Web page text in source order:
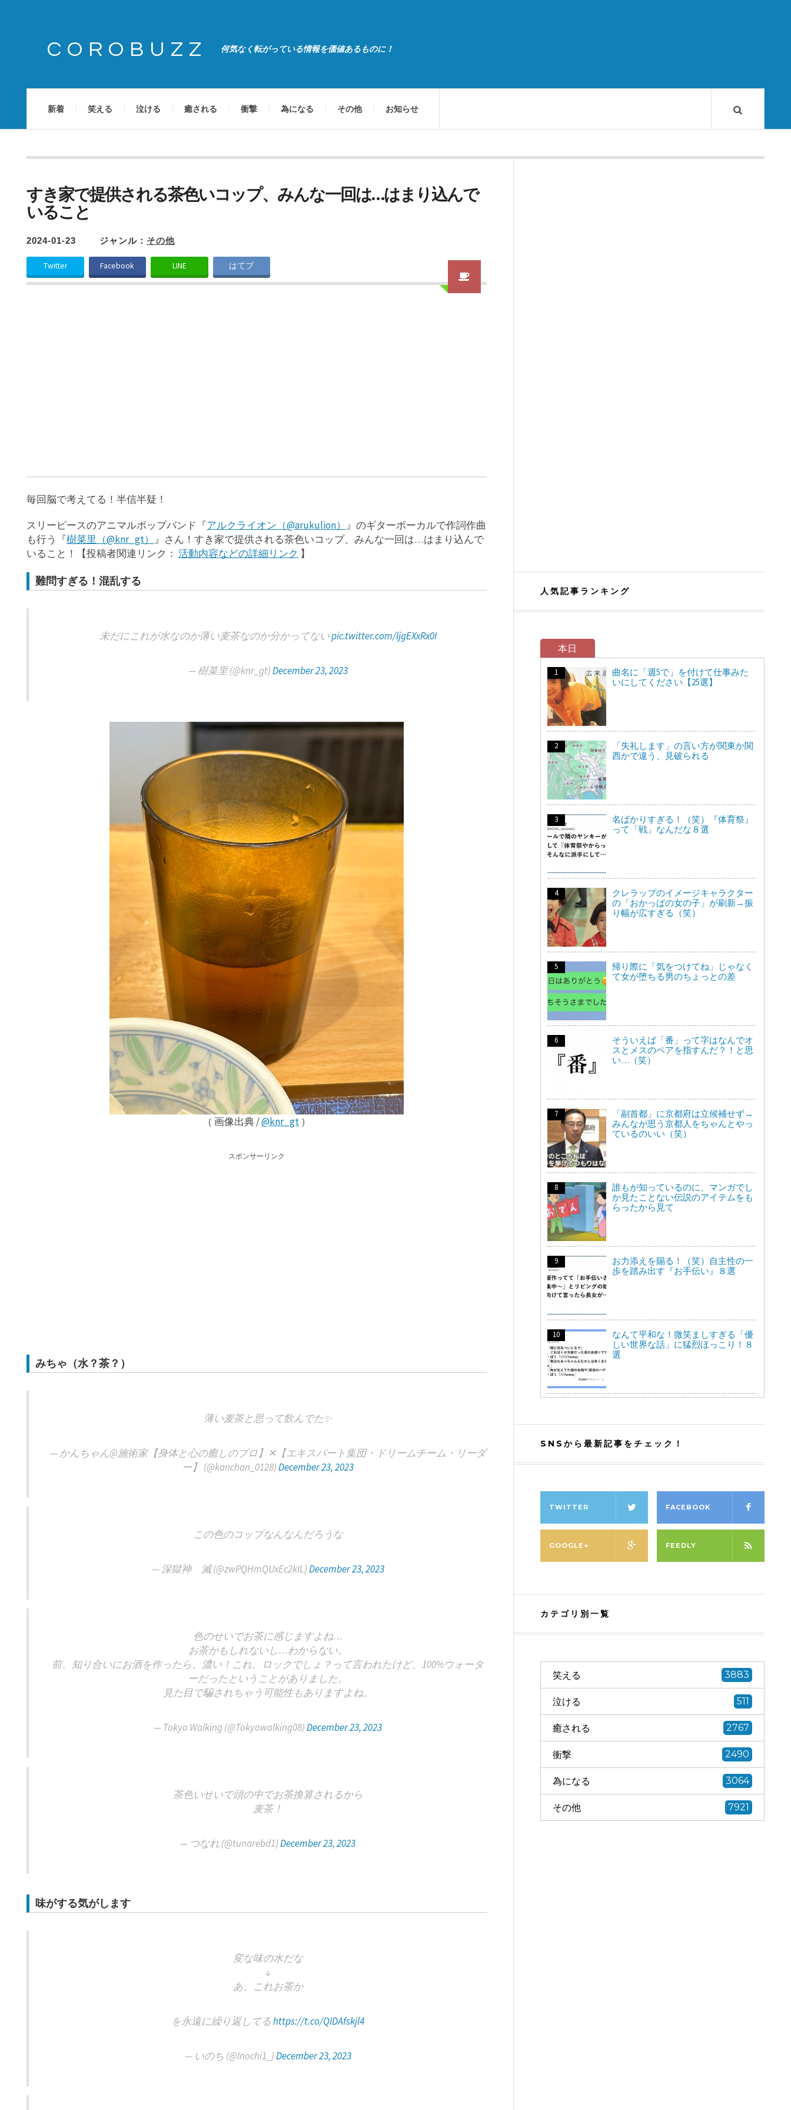
COROBUZZ 何気なく転がっている情報を価値あるものに！
新着 笑える 泣ける 癒される 衝撃 為になる その他 お知らせ
すき家で提供される茶色いコップ、みんな一回は…はまり込んで
いること
2024-01-23 ジャンル： その他
Twitter Facebook LINE はてブ
毎回脳で考えてる！半信半疑！
スリーピースのアニマルポップバンド『アルクライオン（@arukulion） 』のギターボーカルで作詞作曲
も行う『樹菜里（@knr_gt） 』さん！すき家で提供される茶色いコップ、みんな一回は…はまり込んで
いること！【投稿者関連リンク： 活動内容などの詳細リンク 】
難問すぎる！混乱する
未だにこれが水なのか薄い麦茶なのか分かってないpic.twitter.com/ljgEXxRx0I
— 樹菜里 (@knr_gt)December 23, 2023
（ 画像出典 /@knr_gt）
スポンサーリンク
みちゃ（水？茶？）
薄い麦茶と思って飲んでた✨
— かんちゃん@施術家【身体と心の癒しのプロ】✕【エキスパート集団・ドリームチーム・リーダ
ー】 (@kanchan_0128)December 23, 2023
この色のコップなんなんだろうな
— 深獄神 滅 (@zwPQHmQUxEc2kIL)December 23, 2023
色のせいでお茶に感じますよね…
お茶かもしれないし…わからない。
前、知り合いにお酒を作ったら、濃い！これ、ロックでしょ？って言われたけど、100%ウォータ
ーだったということがありました。
見た目で騙されちゃう可能性もありますよね。
— Tokyo Walking (@Tokyowalking08)December 23, 2023
茶色いせいで頭の中でお茶換算されるから
麦茶！
— つなれ (@tunarebd1)December 23, 2023
味がする気がします
変な味の水だな
↓
あ、これお茶か
を永遠に繰り返してるhttps://t.co/QIDAfskjl4
— いのち (@Inochi1_)December 23, 2023
人気記事ランキング
本日
曲名に「週5で」を付けて仕事みた
いにしてください【25選】
「失礼します」の言い方が関東か関
西かで違う、見破られる
名ばかりすぎる！（笑）『体育祭』
って「戦」なんだな８選
クレラップのイメージキャラクター
の「おかっぱの女の子」が刷新→振
り幅が広すぎる（笑）
帰り際に「気をつけてね」じゃなく
て女が堕ちる男のちょっとの差
そういえば「番」って字はなんでオ
スとメスのペアを指すんだ？！と思
い…（笑）
「副首都」に京都府は立候補せず→
みんなが思う京都人をちゃんとやっ
ているのいい（笑）
誰もが知っているのに、マンガでし
か見たことない伝説のアイテムをも
らったから見て
お力添えを賜る！（笑）自主性の一
歩を踏み出す『お手伝い』８選
なんて平和な！微笑ましすぎる「優
しい世界な話」に猛烈ほっこり！８
選
SNSから最新記事をチェック！
TWITTER FACEBOOK
GOOGLE+ FEEDLY
カテゴリ別一覧
笑える 3883
泣ける 511
癒される 2767
衝撃 2490
為になる 3064
その他 7921